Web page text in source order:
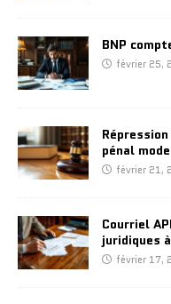
BNP
février 25,
pénal
février 21,
Courriel
juridiques
février 17,